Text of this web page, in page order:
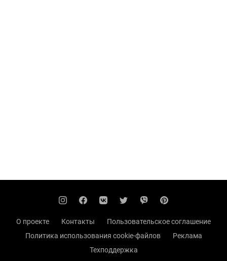
О проекте Контакты
Пользовательское соглашение
Политика использования cookie-файлов
Реклама
Техподдержка